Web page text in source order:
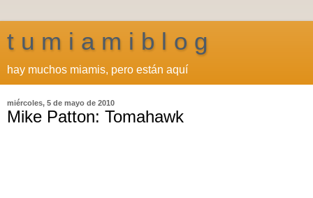
t u m i a m i b l o g
hay muchos miamis, pero están aquí
miércoles, 5 de mayo de 2010
Mike Patton: Tomahawk